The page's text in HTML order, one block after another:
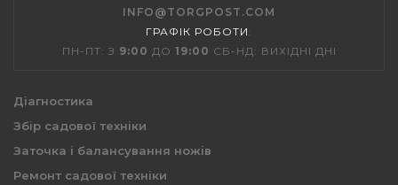
INFO@TORGPOST.COM
ГРАФІК РОБОТИ :
ПН-ПТ: З 9:00 ДО 19:00 СБ-НД: ВИХІДНІ ДНІ
Діагностика
Збір садової техніки
Заточка і балансування ножів
Ремонт садової техніки